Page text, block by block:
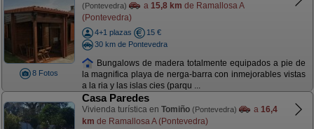
8 Fotos
(Pontevedra) a 15,8 km de Ramallosa A
(Pontevedra)
4+1 plazas
15 €
30 km de Pontevedra
Bungalows de madera totalmente equipados a pie de
la magnifica playa de nerga-barra con inmejorables vistas
a la ria y las islas cies (parqu ...
Casa Paredes
Vivienda turística en Tomiño (Pontevedra) a 16,4
km de Ramallosa A (Pontevedra)